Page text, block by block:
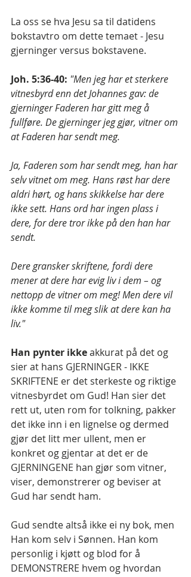
La oss se hva Jesu sa til datidens
bokstavtro om dette temaet - Jesu
gjerninger versus bokstavene.
Joh. 5:36-40: "Men jeg har et sterkere
vitnesbyrd enn det Johannes gav: de
gjerninger Faderen har gitt meg å
fullføre. De gjerninger jeg gjør, vitner om
at Faderen har sendt meg.
Ja, Faderen som har sendt meg, han har
selv vitnet om meg. Hans røst har dere
aldri hørt, og hans skikkelse har dere
ikke sett. Hans ord har ingen plass i
dere, for dere tror ikke på den han har
sendt.
Dere gransker skriftene, fordi dere
mener at dere har evig liv i dem – og
nettopp de vitner om meg! Men dere vil
ikke komme til meg slik at dere kan ha
liv."
Han pynter ikke akkurat på det og
sier at hans GJERNINGER - IKKE
SKRIFTENE er det sterkeste og riktige
vitnesbyrdet om Gud! Han sier det
rett ut, uten rom for tolkning, pakker
det ikke inn i en lignelse og dermed
gjør det litt mer ullent, men er
konkret og gjentar at det er de
GJERNINGENE han gjør som vitner,
viser, demonstrerer og beviser at
Gud har sendt ham.
Gud sendte altså ikke ei ny bok, men
Han kom selv i Sønnen. Han kom
personlig i kjøtt og blod for å
DEMONSTRERE hvem og hvordan